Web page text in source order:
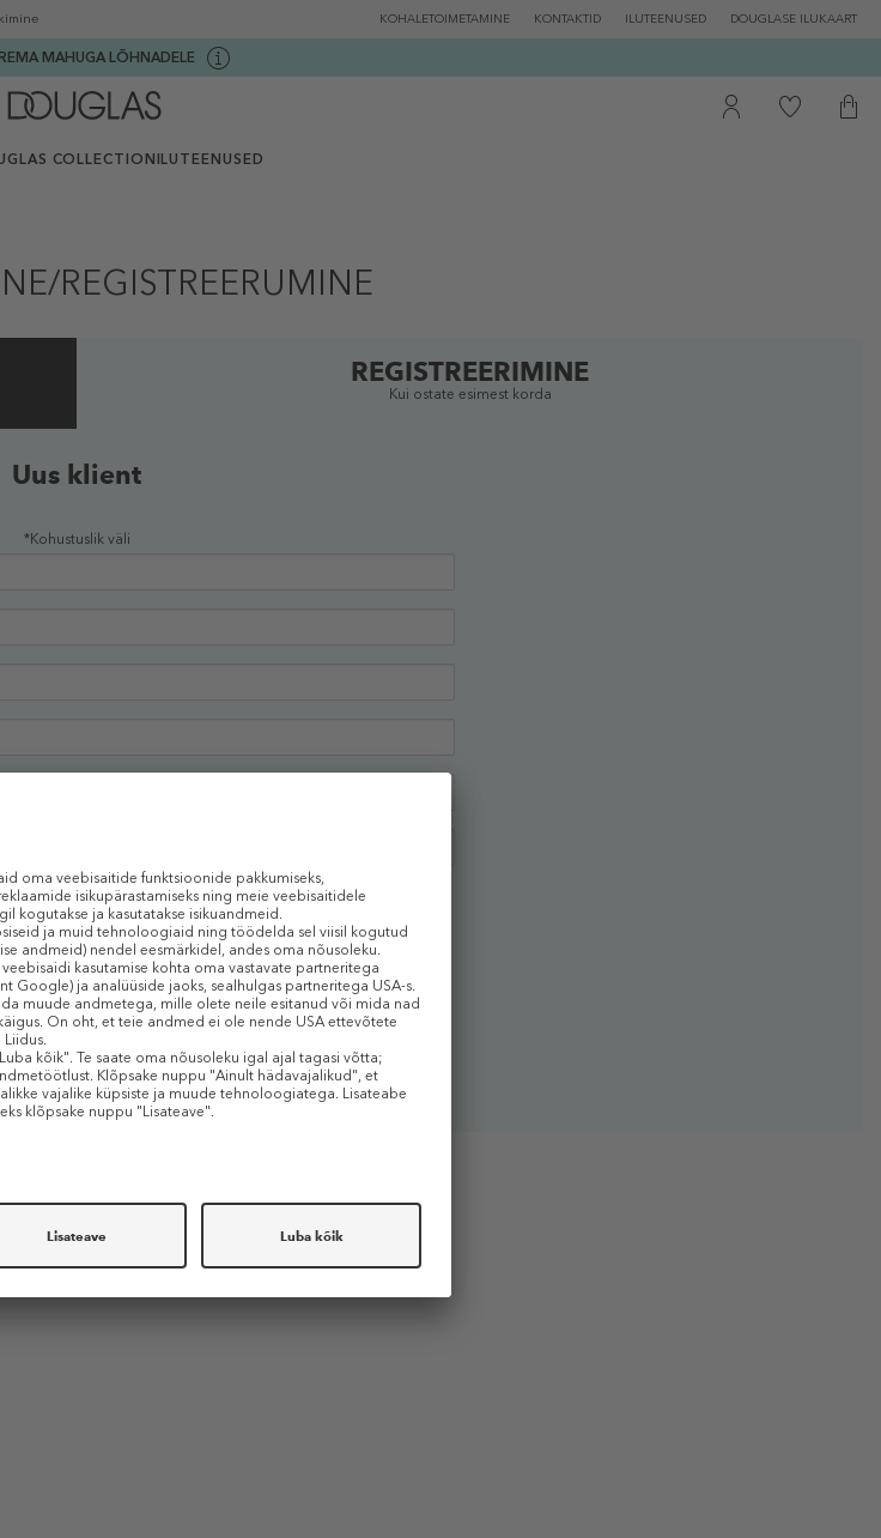
KOHALETOIMETAMINE KONTAKTID ILUTEENUSED DOUGLASE ILUKAART
MAHUGA LÕHNADELE
COLLECTION ILUTEENUSED
REGISTREERUMINE
REGISTREERIMINE
Kui ostate esimest korda
Uus klient
*Kohustuslik väli
ja nõustuntingimustega
teel
uudiskirja oma e-posti aadressile